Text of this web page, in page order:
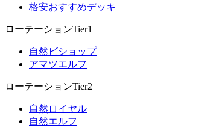
格安おすすめデッキ
ローテーションTier1
自然ビショップ
アマツエルフ
ローテーションTier2
自然ロイヤル
自然エルフ